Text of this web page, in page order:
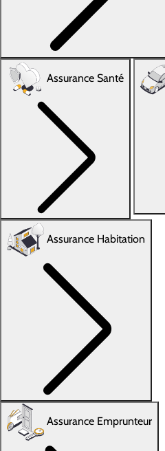
Assurance Santé
Assurance Habitation
Assurance Emprunteur